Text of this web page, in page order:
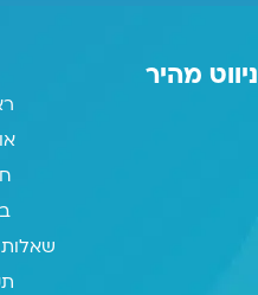
ניווט מהיר
שאלות